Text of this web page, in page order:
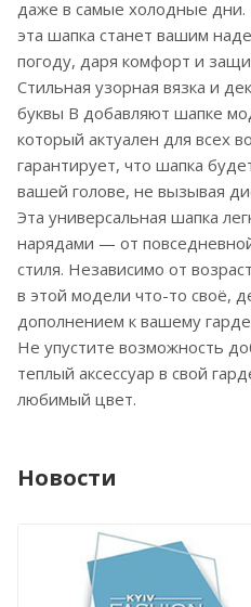
даже в самые холодные
эта шапка станет вашим
погоду, даря комфорт и
Стильная узорная вязка и
буквы В добавляют шапке
который актуален для всех
гарантирует, что шапка
вашей голове, не вызывая
Эта универсальная шапка
нарядами — от
стиля. Независимо от
в этой модели что-то своё,
дополнением к вашему
Не упустите возможность
теплый аксессуар в свой
любимый цвет.
Новости